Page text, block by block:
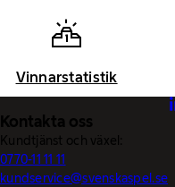
Vinnarstatistik
Kontakta oss
Kundtjänst och växel:
0770-11 11 11
kundservice@svenskaspel.se